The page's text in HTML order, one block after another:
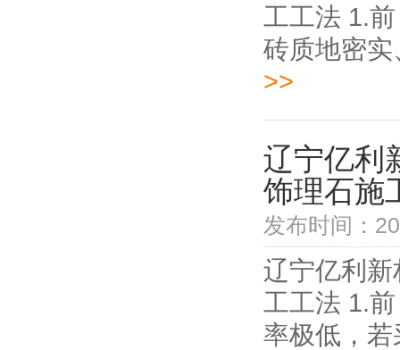
工工法 1.
砖质地密
>>
辽宁亿利
饰理石施
发布时间：
辽宁亿利
工工法 1.
率极低，